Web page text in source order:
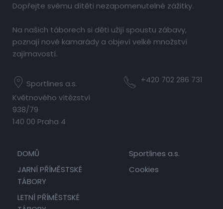
Dopřejte svému dítěti nezapomenutelné zážitky.
Na našich táborech si děti užijí spoustu zábavy,
poznají nové kamarády a objeví velké množství
zajímavostí.
Sportlines a.s.
Květnového vítězství
938/79
140 00 Praha 4
+420 702 286 731
DOMŮ
JARNÍ PŘÍMĚSTSKÉ
TÁBORY
LETNÍ PŘÍMĚSTSKÉ
Sportlines a.s.
Cookies